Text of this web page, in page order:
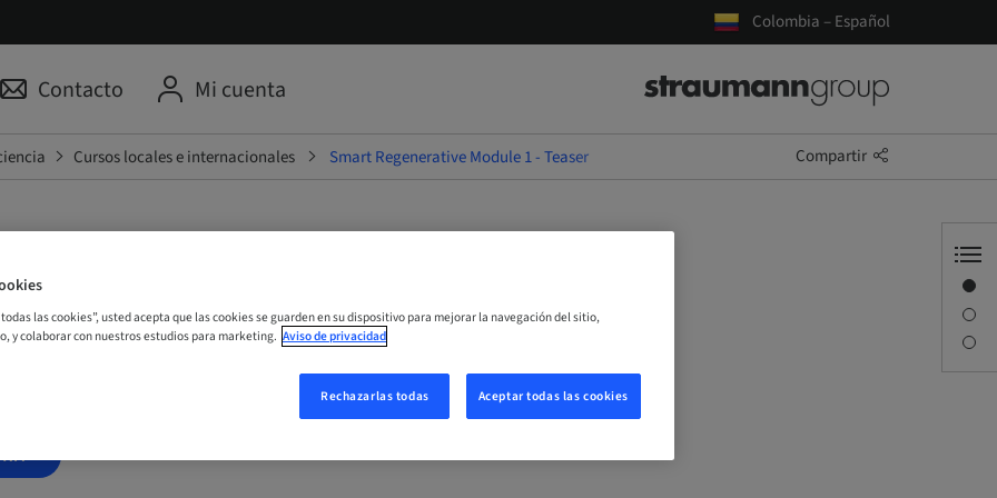
Colombia – Español
Contacto Mi cuenta
Cursos locales e internacionales Smart Regenerative Module 1 - Teaser Compartir
Module 1 - Teaser
las cookies”, usted acepta que las cookies se guarden en su dispositivo para mejorar la navegación del sitio,
y colaborar con nuestros estudios para marketing. Aviso de privacidad
Rechazarlas todas Aceptar todas las cookies